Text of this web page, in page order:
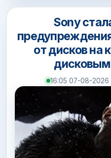
Sony
от дисков на
16:05 07-08-2026